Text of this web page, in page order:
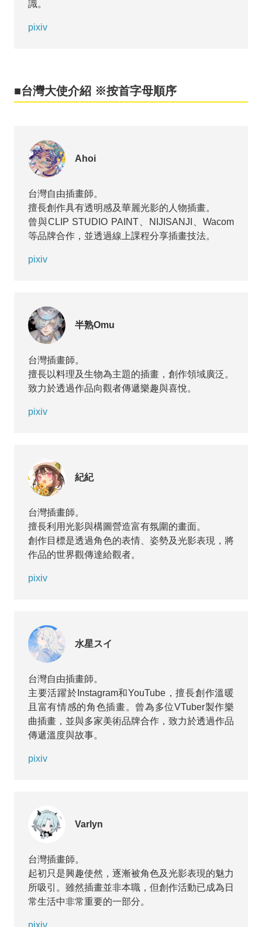
識。
pixiv
■台灣大使介紹 ※按首字母順序
Ahoi
台灣自由插畫師。
擅長創作具有透明感及華麗光影的人物插畫。
曾與CLIP STUDIO PAINT、NIJISANJI、Wacom
等品牌合作，並透過線上課程分享插畫技法。
pixiv
半熟Omu
台灣插畫師。
擅長以料理及生物為主題的插畫，創作領域廣泛。
致力於透過作品向觀者傳遞樂趣與喜悅。
pixiv
紀紀
台灣插畫師。
擅長利用光影與構圖營造富有氛圍的畫面。
創作目標是透過角色的表情、姿勢及光影表現，將
作品的世界觀傳達給觀者。
pixiv
水星スイ
台灣自由插畫師。
主要活躍於Instagram和YouTube，擅長創作溫暖
且富有情感的角色插畫。曾為多位VTuber製作樂
曲插畫，並與多家美術品牌合作，致力於透過作品
傳遞溫度與故事。
pixiv
Varlyn
台灣插畫師。
起初只是興趣使然，逐漸被角色及光影表現的魅力
所吸引。雖然插畫並非本職，但創作活動已成為日
常生活中非常重要的一部分。
pixiv